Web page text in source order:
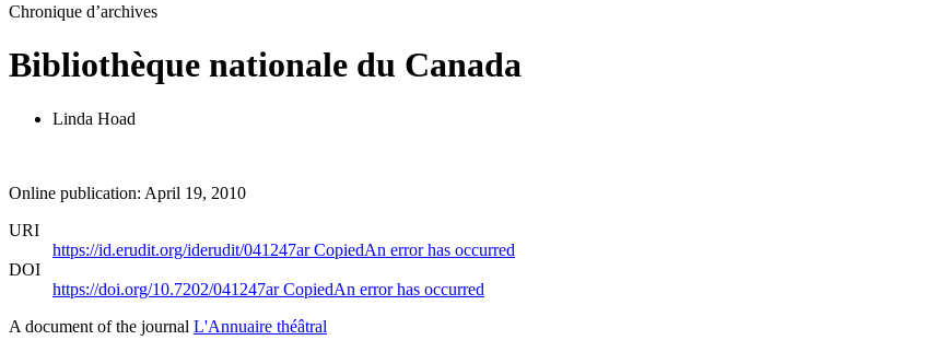
Chronique d’archives
Bibliothèque nationale du Canada
Linda Hoad
Online publication: April 19, 2010
URI
https://id.erudit.org/iderudit/041247arCopiedAn error has occurred
DOI
https://doi.org/10.7202/041247arCopiedAn error has occurred
A document of the journal L'Annuaire théâtral